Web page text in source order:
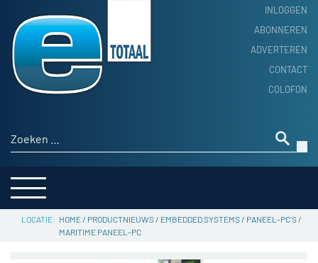
INLOGGEN
ABONNEREN
ADVERTEREN
CONTACT
COLOFON
Zoeken naar:
HOME
PRODUCTNIEUWS
ACHTERGROND
THEMA’S
SERVICE
HOME/ PRODUCTNIEUWS/ EMBEDDED SYSTEMS/ PANEEL-PC'S/
MARITIME PANEEL-PC